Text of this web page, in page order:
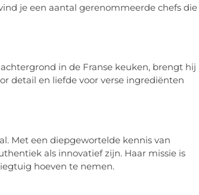
je een aantal gerenommeerde chefs die
in de Franse keuken, brengt hij
detail en liefde voor verse ingrediënten
Met een diepgewortelde kennis van
als innovatief zijn. Haar missie is
hoeven te nemen.